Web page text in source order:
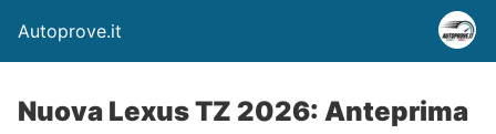
Autoprove.it
Nuova Lexus TZ 2026: Anteprima